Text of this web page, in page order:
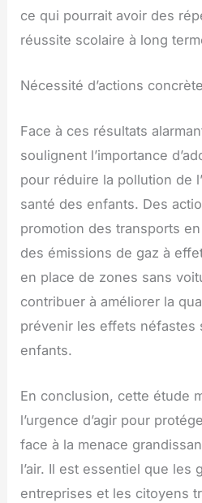
ce qui pourrait avoir des
réussite scolaire à long
Nécessité d’actions
Face à ces résultats
soulignent l’importance
pour réduire la pollution de
santé des enfants. Des
promotion des transports
des émissions de gaz à
en place de zones sans
contribuer à améliorer la
prévenir les effets néfastes
enfants.
En conclusion, cette étude
l’urgence d’agir pour
face à la menace
l’air. Il est essentiel que les
entreprises et les citoyens